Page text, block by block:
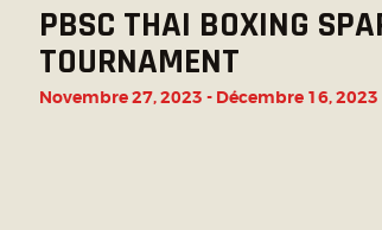
PBSC THAI BOXING
TOURNAMENT
Novembre 27, 2023 - Décembre 16, 2023